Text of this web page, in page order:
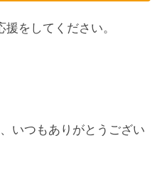
をしてください。
いつもありがとうござい